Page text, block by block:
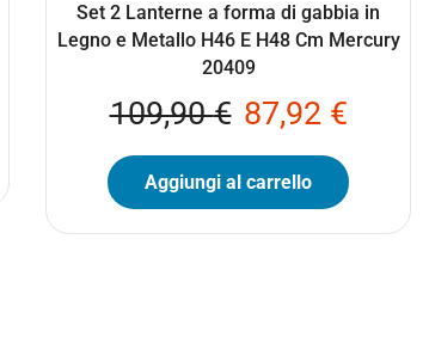
Set 2 Lanterne a forma di gabbia in
Legno e Metallo H46 E H48 Cm Mercury
20409
109,90€ 87,92 €
Aggiungi al carrello